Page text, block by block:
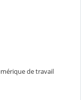
de travail